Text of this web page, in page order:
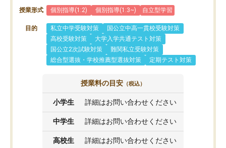
授業形式 個別指導(1:2) 個別指導(1:3~) 自立型学習
目的 私立中学受験対策
国公立中高一貫校受験対策
高校受験対策
大学入学共通テスト対策
国公立2次試験対策
難関私立受験対策
総合型選抜・学校推薦型選抜対策
定期テスト対策
授業料の目安 （税込）
小学生 詳細はお問い合わせください
中学生 詳細はお問い合わせください
高校生 詳細はお問い合わせください